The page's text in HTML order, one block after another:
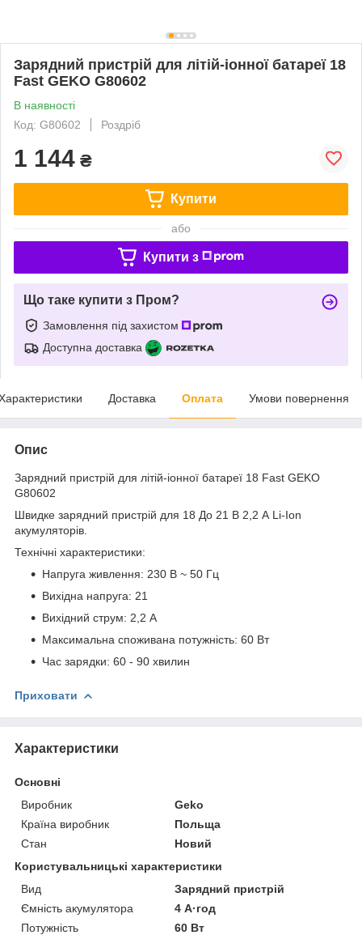
Зарядний пристрій для літій-іонної батареї 18
Fast GEKO G80602
В наявності
Код: G80602
Роздріб
1 144 ₴
Купити
або
Купити з
Що таке купити з Пром?
Замовлення під захистом
Доступна доставка
Доставка Оплата Умови повернення
Опис
Зарядний пристрій для літій-іонної батареї 18 Fast GEKO
G80602
Швидке зарядний пристрій для 18 До 21 В 2,2 А Li-Ion
акумуляторів.
Технічні характеристики:
Напруга живлення: 230 В ~ 50 Гц
Вихідна напруга: 21
Вихідний струм: 2,2 А
Максимальна споживана потужність: 60 Вт
Час зарядки: 60 - 90 хвилин
Приховати
Характеристики
Основні
Виробник
Geko
Країна виробник
Польща
Стан
Новий
Користувальницькі характеристики
Вид
Зарядний пристрій
Ємність акумулятора
4 А·год
Потужність
60 Вт